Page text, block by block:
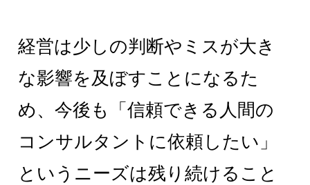
経営は少しの判断やミスが大き
な影響を及ぼすことになるた
め、今後も「信頼できる人間の
コンサルタントに依頼したい」
というニーズは残り続けること